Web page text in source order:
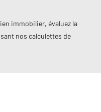
immobilier, évaluez la
nos calculettes de